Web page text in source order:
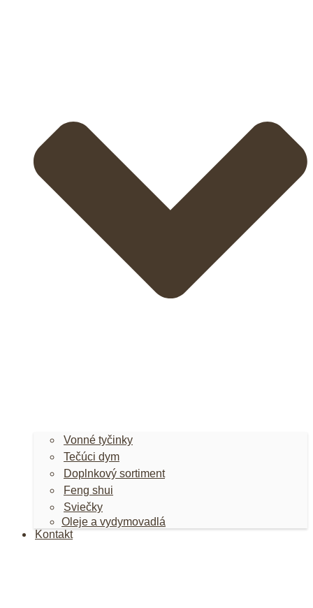
Vonné tyčinky
Tečúci dym
Doplnkový sortiment
Feng shui
Sviečky
Oleje a vydymovadlá
Kontakt